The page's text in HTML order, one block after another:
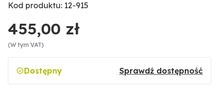
Kod produktu: 12-915
455,00 zł
(W tym VAT)
Dostępny Sprawdź dostępność